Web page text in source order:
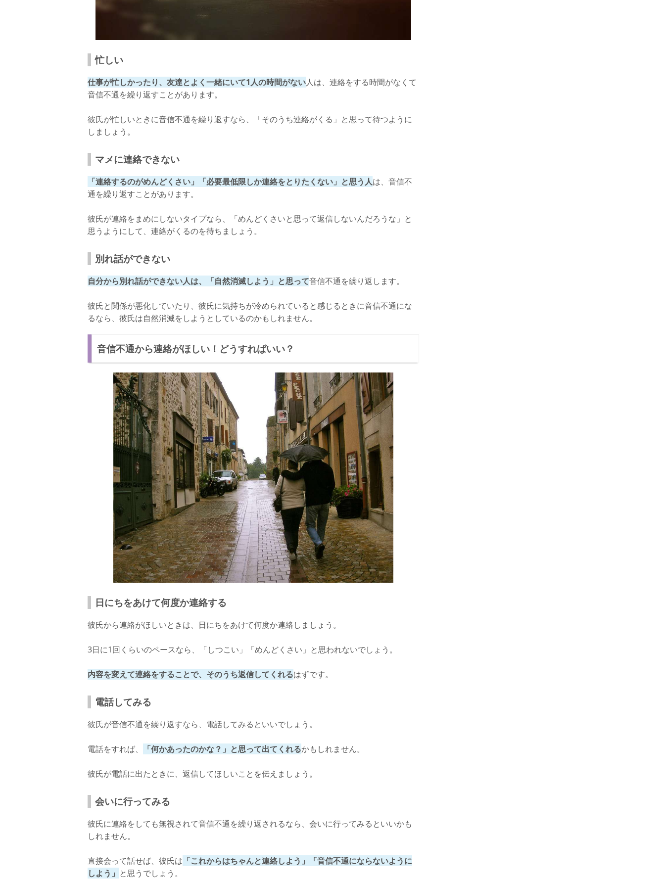
忙しい
仕事が忙しかったり、友達とよく一緒にいて1人の時間がない人は、連絡をする時間がなくて
音信不通を繰り返すことがあります。
彼氏が忙しいときに音信不通を繰り返すなら、「そのうち連絡がくる」と思って待つように
しましょう。
マメに連絡できない
「連絡するのがめんどくさい」「必要最低限しか連絡をとりたくない」と思う人は、音信不
通を繰り返すことがあります。
彼氏が連絡をまめにしないタイプなら、「めんどくさいと思って返信しないんだろうな」と
思うようにして、連絡がくるのを待ちましょう。
別れ話ができない
自分から別れ話ができない人は、「自然消滅しよう」と思って音信不通を繰り返します。
彼氏と関係が悪化していたり、彼氏に気持ちが冷められていると感じるときに音信不通にな
るなら、彼氏は自然消滅をしようとしているのかもしれません。
音信不通から連絡がほしい！どうすればいい？
日にちをあけて何度か連絡する
彼氏から連絡がほしいときは、日にちをあけて何度か連絡しましょう。
3日に1回くらいのペースなら、「しつこい」「めんどくさい」と思われないでしょう。
内容を変えて連絡をすることで、そのうち返信してくれるはずです。
電話してみる
彼氏が音信不通を繰り返すなら、電話してみるといいでしょう。
電話をすれば、 「何かあったのかな？」と思って出てくれるかもしれません。
彼氏が電話に出たときに、返信してほしいことを伝えましょう。
会いに行ってみる
彼氏に連絡をしても無視されて音信不通を繰り返されるなら、会いに行ってみるといいかも
しれません。
直接会って話せば、彼氏は 「これからはちゃんと連絡しよう」「音信不通にならないように
しよう」 と思うでしょう。